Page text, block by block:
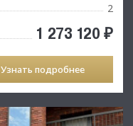
2
1 273 120 ₽
Узнать подробнее